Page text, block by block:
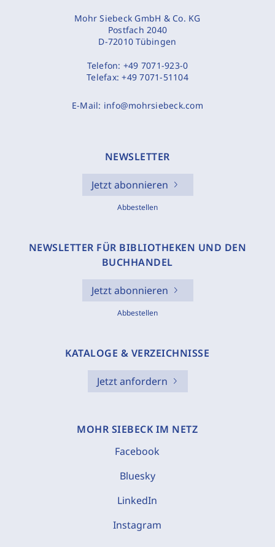
Mohr Siebeck GmbH & Co. KG
Postfach 2040
D-72010 Tübingen
Telefon: +49 7071-923-0
Telefax:+49 7071-51104
E-Mail: info@mohrsiebeck.com
NEWSLETTER
Jetzt abonnieren
Abbestellen
NEWSLETTER FÜR BIBLIOTHEKEN UND DEN
BUCHHANDEL
Jetzt abonnieren
Abbestellen
KATALOGE & VERZEICHNISSE
Jetzt anfordern
MOHR SIEBECK IM NETZ
Facebook
Bluesky
LinkedIn
Instagram